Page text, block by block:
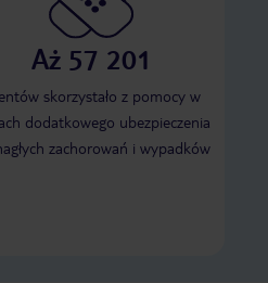
Aż 57 201
skorzystało z pomocy w
dodatkowego ubezpieczenia
zachorowań i wypadków